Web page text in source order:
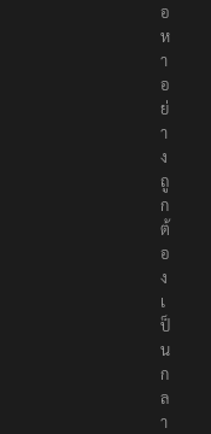
อ
ห
า
อ
ย่
า
ง
ถู
ก
ต้
อ
ง
เ
ป็
น
ก
ล
า